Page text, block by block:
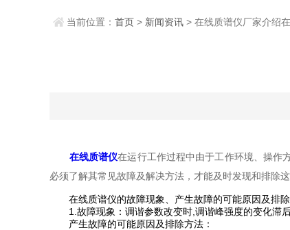
当前位置： 首页 > 新闻资讯 > 在线质谱仪厂家介绍
在线质谱仪在运行工作过程中由于工作环境、操作
必须了解其常见故障及解决方法，才能及时发现和排除
在线质谱仪的故障现象、产生故障的可能原因及排除
1.故障现象：调谐参数改变时,调谐峰强度的变化滞
产生故障的可能原因及排除方法：